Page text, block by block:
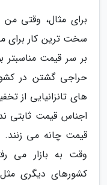
برای مثال، وقتی من
سخت ترین کار برای
بر سر قیمت مناسبتر
حراجی گشتن در
های تانزانیایی از
اجناس قیمت ثابتی
قیمت چانه می زنند.
وقت به بازار می
کشورهای دیگری